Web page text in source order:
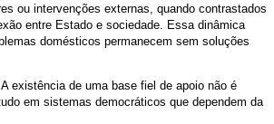
ou intervenções externas, quando contrastados
entre Estado e sociedade. Essa dinâmica
domésticos permanecem sem soluções
existência de uma base fiel de apoio não é
em sistemas democráticos que dependem da